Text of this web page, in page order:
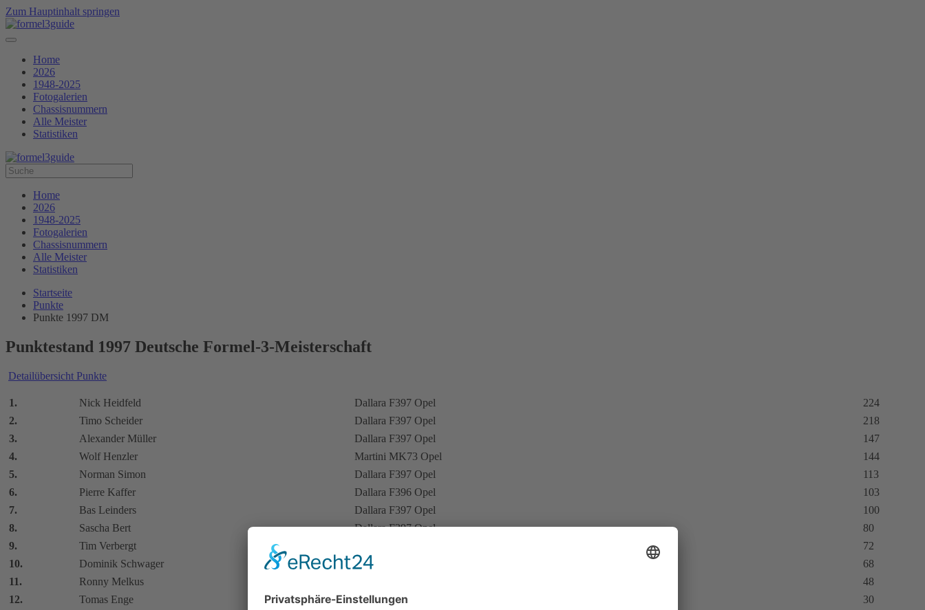
Zum Hauptinhalt springen
Home
2026
1948-2025
Fotogalerien
Chassisnummern
Alle Meister
Statistiken
Home
2026
1948-2025
Fotogalerien
Chassisnummern
Alle Meister
Statistiken
Startseite
Punkte
Punkte 1997 DM
Punktestand 1997 Deutsche Formel-3-Meisterschaft
Detailübersicht Punkte
1. Nick Heidfeld Dallara F397 Opel
224
2.
Timo Scheider Dallara F397 Opel
218
3.
Alexander Müller Dallara F397 Opel
147
4.
Wolf Henzler Martini MK73 Opel
144
5.
Norman Simon Dallara F397 Opel
113
6.
Pierre Kaffer Dallara F396 Opel
103
7.
Bas Leinders Dallara F397 Opel
100
8.
Sascha Bert Dallara F397 Opel
80
9.
Tim Verbergt
72
10.
Dominik Schwager Dallara F397 Opel
68
11.
Ronny Melkus
48
12.
Tomas Enge Dallara F397 Opel
30